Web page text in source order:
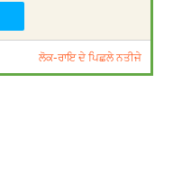
ਲੋਕ-ਰਾਇ ਦੇ ਪਿਛਲੇ ਨਤੀਜੇ